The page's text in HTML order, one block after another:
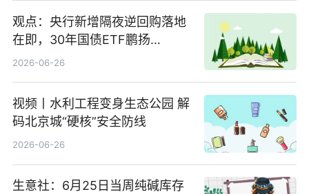
观点：央行新增隔夜逆回购落地
在即，30年国债ETF鹏扬
(511090) 盘中小幅上涨
2026-06-26
视频丨水利工程变身生态公园 解
码北京城“硬核”安全防线
2026-06-26
生意社：6月25日当周纯碱库存